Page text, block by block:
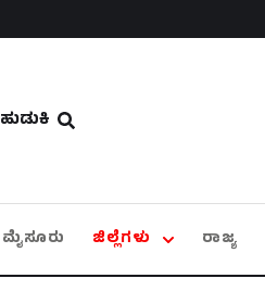
ಹುಡುಕಿ
ಮೈಸೂರು ಜಿಲ್ಲೆಗಳು ರಾಜ್ಯ